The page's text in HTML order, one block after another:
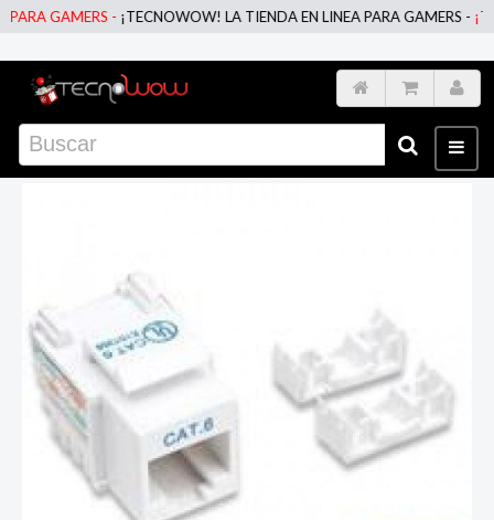
GAMERS -¡TECNOWOW! LA TIENDA EN LINEA PARA GAMERS -